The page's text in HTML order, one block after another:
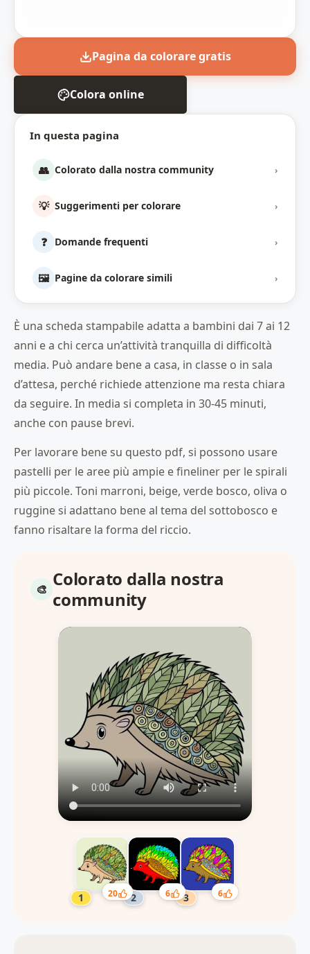
In questa pagina
👥 Colorato dalla nostra community ›
💡 Suggerimenti per colorare ›
❓ Domande frequenti ›
🖼️ Pagine da colorare simili ›
Pagina da colorare gratis
Colora online
È una scheda stampabile adatta a bambini dai 7 ai 12
anni e a chi cerca un’attività tranquilla di difficoltà
media. Può andare bene a casa, in classe o in sala
d’attesa, perché richiede attenzione ma resta chiara
da seguire. In media si completa in 30-45 minuti,
anche con pause brevi.
Per lavorare bene su questo pdf, si possono usare
pastelli per le aree più ampie e fineliner per le spirali
più piccole. Toni marroni, beige, verde bosco, oliva o
ruggine si adattano bene al tema del sottobosco e
fanno risaltare la forma del riccio.
Colorato dalla nostra
community
20 6 6